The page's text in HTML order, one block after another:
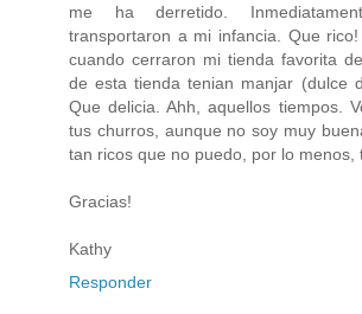
me ha derretido.
transportaron a mi infancia. Que
cuando cerraron mi tienda favorita
de esta tienda tenian manjar (dulce
Que delicia. Ahh, aquellos tiempos.
tus churros, aunque no soy muy
tan ricos que no puedo, por lo menos,
Gracias!
Kathy
Responder